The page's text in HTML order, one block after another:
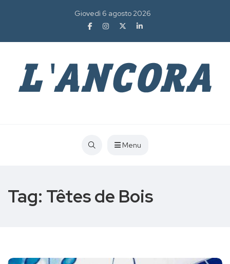
Giovedì 6 agosto 2026
Menu
Tag: Têtes de Bois